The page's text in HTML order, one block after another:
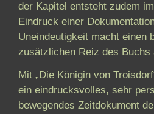
der Kapitel entsteht zudem
Eindruck einer
Uneindeutigkeit macht einen
zusätzlichen Reiz des Buchs
Mit „Die Königin von
ein eindrucksvolles, sehr
bewegendes Zeitdokument